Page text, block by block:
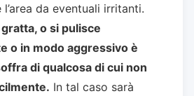
da eventuali irritanti.
o si pulisce
o in modo aggressivo è
di qualcosa di cui non
In tal caso sarà